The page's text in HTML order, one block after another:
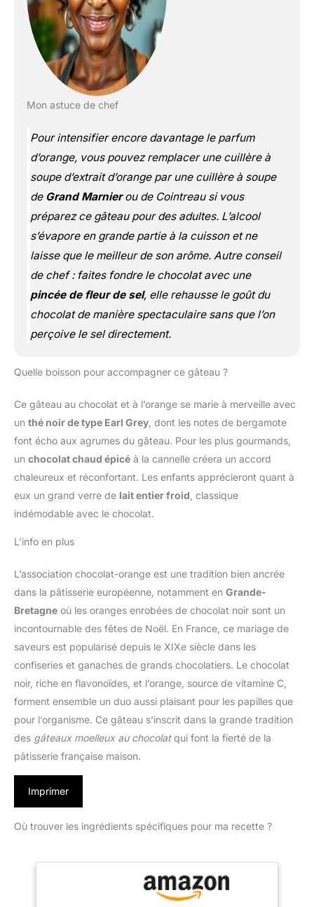
Mon astuce de chef
Pour intensifier encore davantage le parfum
d’orange, vous pouvez remplacer une cuillère à
soupe d’extrait d’orange par une cuillère à soupe
de Grand Marnierou de Cointreau si vous
préparez ce gâteau pour des adultes. L’alcool
s’évapore en grande partie à la cuisson et ne
laisse que le meilleur de son arôme. Autre conseil
de chef : faites fondre le chocolat avec une
pincée de fleur de sel, elle rehausse le goût du
chocolat de manière spectaculaire sans que l’on
perçoive le sel directement.
Quelle boisson pour accompagner ce gâteau ?
Ce gâteau au chocolat et à l’orange se marie à merveille avec
un thé noir de type Earl Grey , dont les notes de bergamote
font écho aux agrumes du gâteau. Pour les plus gourmands,
un chocolat chaud épicé à la cannelle créera un accord
chaleureux et réconfortant. Les enfants apprécieront quant à
eux un grand verre de lait entier froid , classique
indémodable avec le chocolat.
L’info en plus
L’association chocolat-orange est une tradition bien ancrée
dans la pâtisserie européenne, notamment en Grande-
Bretagne où les oranges enrobées de chocolat noir sont un
incontournable des fêtes de Noël. En France, ce mariage de
saveurs est popularisé depuis le XIXe siècle dans les
confiseries et ganaches de grands chocolatiers. Le chocolat
noir, riche en flavonoïdes, et l’orange, source de vitamine C,
forment ensemble un duo aussi plaisant pour les papilles que
pour l’organisme. Ce gâteau s’inscrit dans la grande tradition
des gâteaux moelleux au chocolatqui font la fierté de la
pâtisserie française maison.
Imprimer
Où trouver les ingrédients spécifiques pour ma recette ?